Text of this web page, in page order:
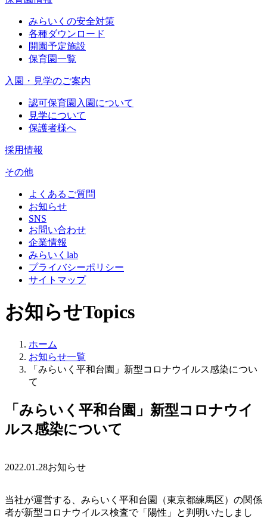
みらいくの安全対策
各種ダウンロード
開園予定施設
保育園一覧
入園・見学のご案内
認可保育園入園について
見学について
保護者様へ
採用情報
その他
よくあるご質問
お知らせ
SNS
お問い合わせ
企業情報
みらいくlab
プライバシーポリシー
サイトマップ
お知らせTopics
ホーム
お知らせ一覧
「みらいく平和台園」新型コロナウイルス感染につい
て
「みらいく平和台園」新型コロナウイ
ルス感染について
2022.01.28お知らせ
当社が運営する、みらいく平和台園（東京都練馬区）の関係
者が新型コロナウイルス検査で「陽性」と判明いたしまし